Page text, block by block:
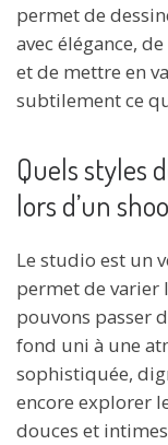
permet de
avec élégance,
et de mettre en
subtilement ce
Quels styles
lors d’un
Le studio est un
permet de varier
pouvons passer
fond uni à une
sophistiquée,
encore explorer
douces et